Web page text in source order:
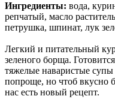
Ингредиенты: вода,
репчатый, масло
петрушка, шпинат, лук
Легкий и питательный
зеленого борща.
тяжелые наваристые супы
попроще, но чтоб вкусно
нас есть новый рецепт.